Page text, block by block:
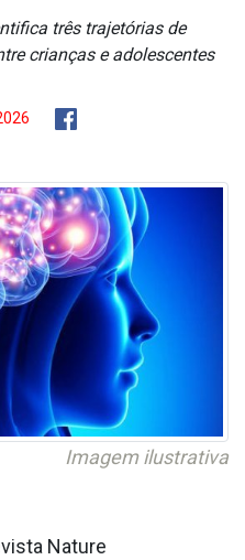
três trajetórias de
crianças e adolescentes
Imagem ilustrativa
Nature